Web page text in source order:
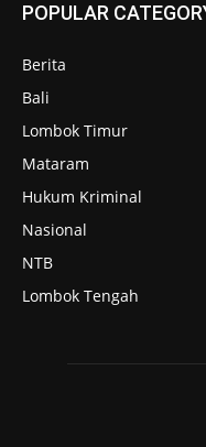
POPULAR
Berita
Bali
Lombok Timur
Mataram
Hukum Kriminal
Nasional
NTB
Lombok Tengah